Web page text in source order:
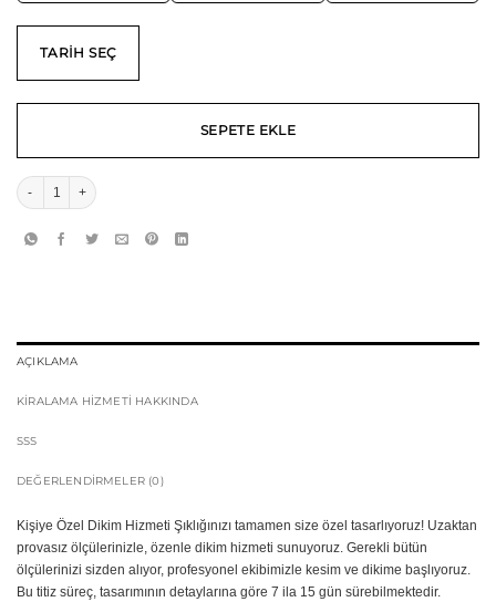
TARIH SEÇ
SEPETE EKLE
Marenza Kabarık Saten Korseli Gelinlik adet
AÇIKLAMA
KIRALAMA HIZMETI HAKKINDA
SSS
DEĞERLENDIRMELER (0)
Kişiye Özel Dikim Hizmeti Şıklığınızı tamamen size özel tasarlıyoruz! Uzaktan
provasız ölçülerinizle, özenle dikim hizmeti sunuyoruz. Gerekli bütün
ölçülerinizi sizden alıyor, profesyonel ekibimizle kesim ve dikime başlıyoruz.
Bu titiz süreç, tasarımının detaylarına göre 7 ila 15 gün sürebilmektedir.